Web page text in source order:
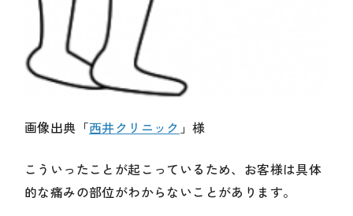
画像出典「西井クリニック 」様
こういったことが起こっているため、お客様は具体
的な痛みの部位がわからないことがあります。